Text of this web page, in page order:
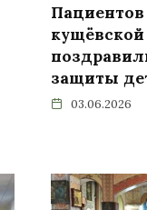
защиты
03.06.2026